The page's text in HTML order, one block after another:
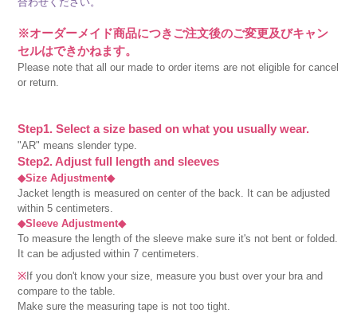
※オーダーメイド商品につきご注文後のご変更及びキャン
セルはできかねます。
Please note that all our made to order items are not eligible for cancel
or return.
Step1. Select a size based on what you usually wear.
"AR" means slender type.
Step2. Adjust full length and sleeves
◆Size Adjustment◆
Jacket length is measured on center of the back. It can be adjusted
within 5 centimeters.
◆Sleeve Adjustment◆
To measure the length of the sleeve make sure it's not bent or folded.
It can be adjusted within 7 centimeters.
※If you don't know your size, measure you bust over your bra and
compare to the table.
Make sure the measuring tape is not too tight.